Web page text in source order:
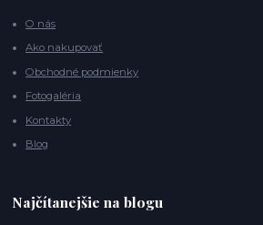
O nás
Ako nakupovať
Obchodné podmienky
Fotogaléria
Kontakty
Blog
Najčítanejšie na blogu